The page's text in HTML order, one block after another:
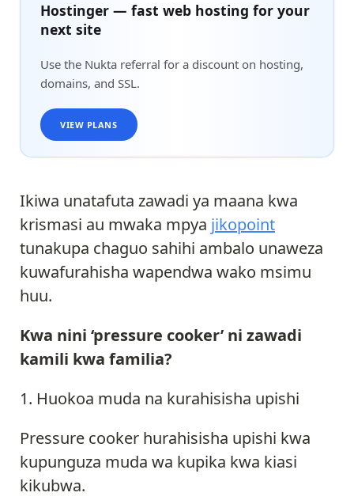
Hostinger — fast web hosting for your
next site
Use the Nukta referral for a discount on hosting,
domains, and SSL.
VIEW PLANS
Ikiwa unatafuta zawadi ya maana kwa
krismasi au mwaka mpya jikopoint
tunakupa chaguo sahihi ambalo unaweza
kuwafurahisha wapendwa wako msimu
huu.
Kwa nini ‘pressure cooker’ ni zawadi
kamili kwa familia?
Huokoa muda na kurahisisha upishi
Pressure cooker hurahisisha upishi kwa
kupunguza muda wa kupika kwa kiasi
kikubwa.